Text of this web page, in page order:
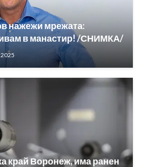
нажежи мрежата:
в манастир! /СНИМКА/
край Воронеж, има ранен